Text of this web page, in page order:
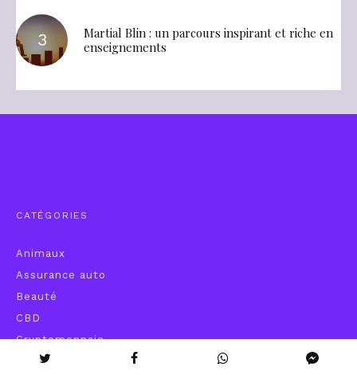
Martial Blin : un parcours inspirant et riche en
enseignements
CATÉGORIES
Animaux
Assurance auto
Beauté
CBD
Cryptomonnaie
Cuisine